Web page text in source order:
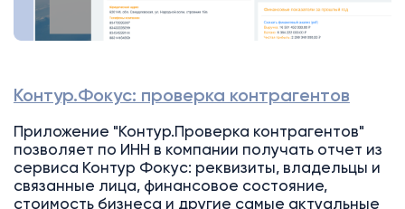
Контур.Фокус: проверка контрагентов
Приложение "Контур.Проверка контрагентов"
позволяет по ИНН в компании получать отчет из
сервиса Контур Фокус: реквизиты, владельцы и
связанные лица, финансовое состояние,
стоимость бизнеса и другие самые актуальные